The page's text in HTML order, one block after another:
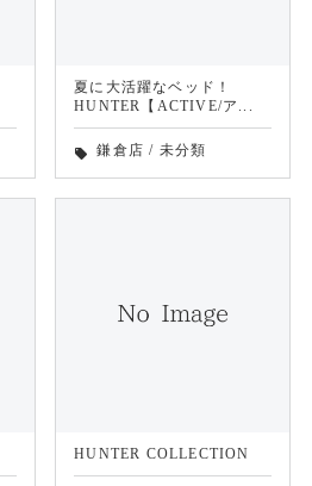
夏に大活躍なベッド！
HUNTER【ACTIVE/ア...
local_offer 鎌倉店 / 未分類
HUNTER COLLECTION